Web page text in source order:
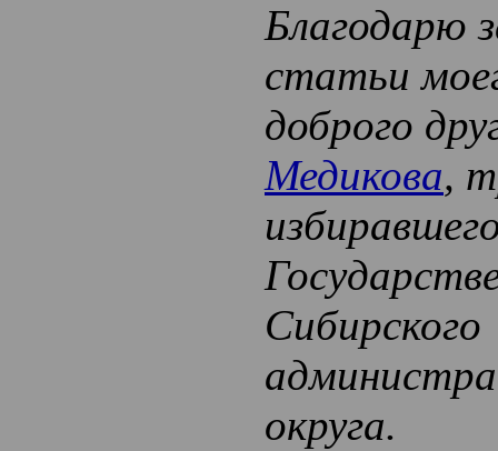
Благодарю
статьи
доброго
Медикова,
Сибирского
округа.